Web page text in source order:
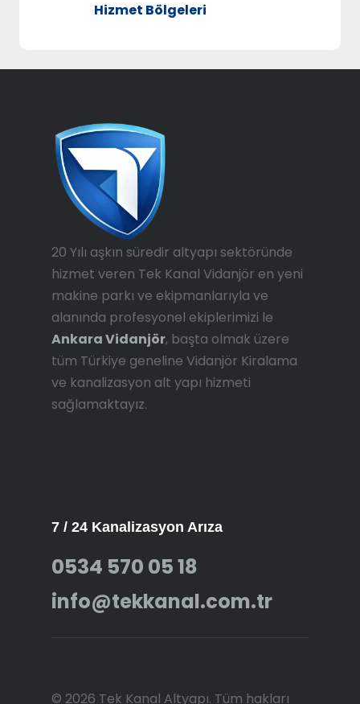
Hizmet Bölgeleri
20 Yılı aşkın süredir altyapı sektöründe
hizmet veren Tek Kanal Vidanjör en yeni
makine parkı ve ekipmanlarıyla ve
alanında profesyonel ekiplerimizi le
Ankara Vidanjör, başta olmak üzere
tüm Türkiye geneline Vidanjör Kiralama
ve kanalizasyon alt yapı hizmeti
sağlamaktayız.
7 / 24 Kanalizasyon Arıza
0534 570 05 18
info@tekkanal.com.tr
© 2026 Tek Kanal Altyapı. Tüm hakları